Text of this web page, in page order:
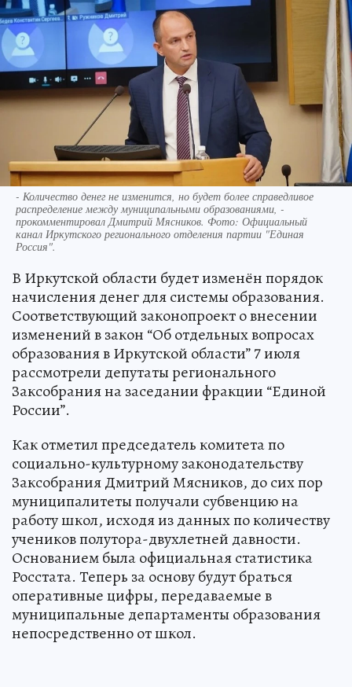
- Количество денег не изменится, но будет более справедливое
распределение между муниципальными образованиями, -
прокомментировал Дмитрий Мясников. Фото: Официальный
канал Иркутского регионального отделения партии "Единая
Россия".
В Иркутской области будет изменён порядок
начисления денег для системы образования.
Соответствующий законопроект о внесении
изменений в закон “Об отдельных вопросах
образования в Иркутской области” 7 июля
рассмотрели депутаты регионального
Заксобрания на заседании фракции “Единой
России”.
Как отметил председатель комитета по
социально-культурному законодательству
Заксобрания Дмитрий Мясников, до сих пор
муниципалитеты получали субвенцию на
работу школ, исходя из данных по количеству
учеников полутора-двухлетней давности.
Основанием была официальная статистика
Росстата. Теперь за основу будут браться
оперативные цифры, передаваемые в
муниципальные департаменты образования
непосредственно от школ.